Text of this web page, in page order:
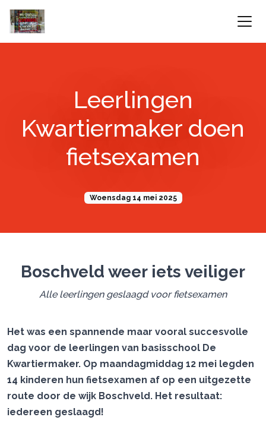
Leerlingen
Kwartiermaker doen
fietsexamen
Woensdag 14 mei 2025
Boschveld weer iets veiliger
Alle leerlingen geslaagd voor fietsexamen
Het was een spannende maar vooral succesvolle
dag voor de leerlingen van basisschool De
Kwartiermaker. Op maandagmiddag 12 mei legden
14 kinderen hun fietsexamen af op een uitgezette
route door de wijk Boschveld. Het resultaat:
iedereen geslaagd!